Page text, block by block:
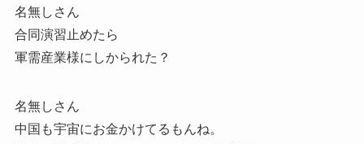
名無しさん
合同演習止めたら
軍需産業様にしかられた？
名無しさん
中国も宇宙にお金かけてるもんね。